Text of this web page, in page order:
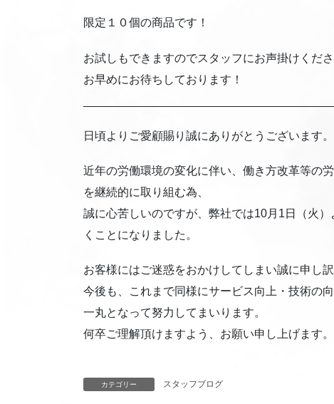
限定１０個の商品です！
お試しもできますのでスタッフにお声掛けくだ
お早めにお待ちしております！
日頃よりご愛顧賜り誠にありがとうございます。
近年の労働環境の変化に伴い、働き方改革等の
を継続的に取り組む為、
誠に心苦しいのですが、弊社では10月1日（火
くことになりました。
お客様にはご迷惑をおかけしてしまい誠に申し
今後も、これまで同様にサービス向上・技術の
一丸となって努力してまいります。
何卒ご理解頂けますよう、お願い申し上げます。
カテゴリー スタッフブログ